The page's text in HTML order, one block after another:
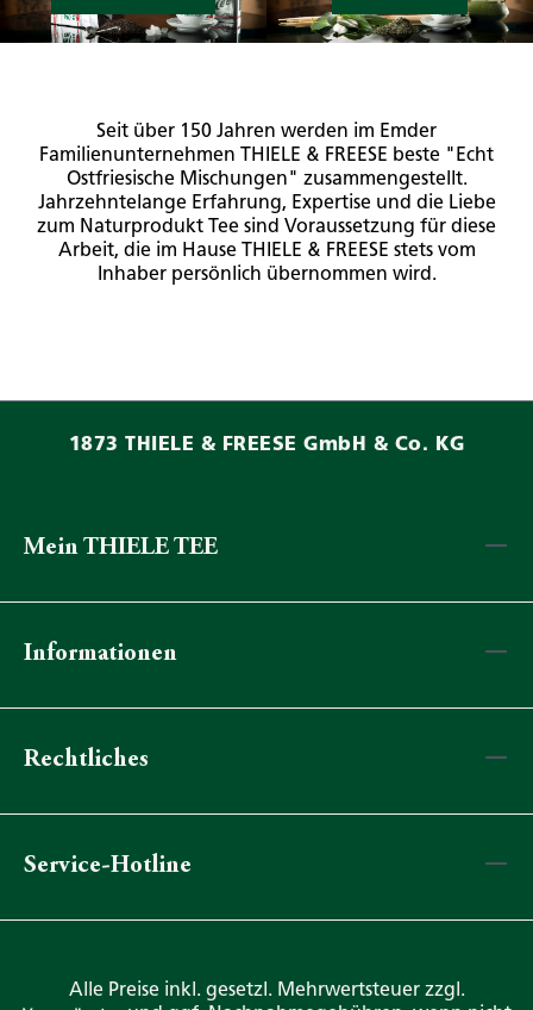
Seit über 150 Jahren werden im Emder
Familienunternehmen THIELE & FREESE beste "Echt
Ostfriesische Mischungen" zusammengestellt.
Jahrzehntelange Erfahrung, Expertise und die Liebe
zum Naturprodukt Tee sind Voraussetzung für diese
Arbeit, die im Hause THIELE & FREESE stets vom
Inhaber persönlich übernommen wird.
1873 THIELE & FREESE GmbH & Co. KG
Mein THIELE TEE
Informationen
Rechtliches
Service-Hotline
Alle Preise inkl. gesetzl. Mehrwertsteuer zzgl.